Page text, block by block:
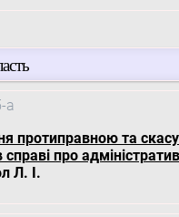
а
протиправною та
про
Л. І.